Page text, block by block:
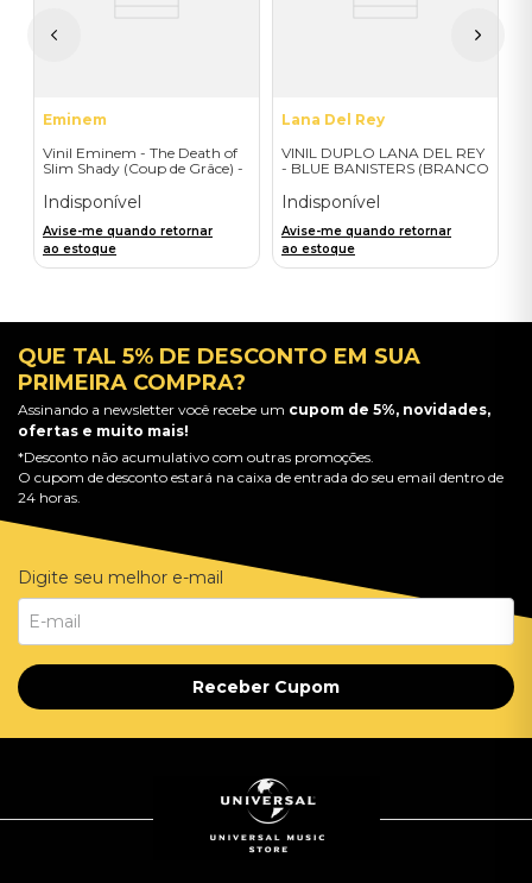
Eminem
Vinil Eminem - The Death of
Slim Shady (Coup de Grâce) -
Indisponível
Avise-me quando retornar
ao estoque
Lana Del Rey
VINIL DUPLO LANA DEL REY
- BLUE BANISTERS (BRANCO
IMPORTADO
Indisponível
Avise-me quando retornar
ao estoque
QUE TAL 5% DE DESCONTO EM SUA
PRIMEIRA COMPRA?
Assinando a newsletter você recebe um cupom de 5%, novidades,
ofertas e muito mais!
*Desconto não acumulativo com outras promoções.
O cupom de desconto estará na caixa de entrada do seu email dentro de
24 horas.
Digite seu melhor e-mail
Receber Cupom